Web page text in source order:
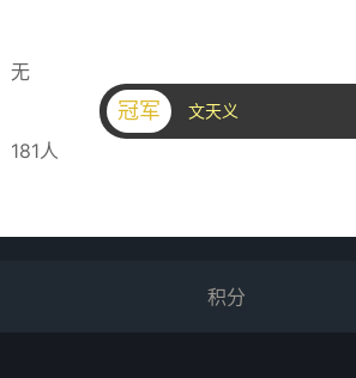
无
181人
冠军 文天义
积分